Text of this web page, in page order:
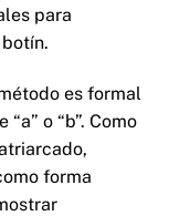
para
es formal
o “b”. Como
forma